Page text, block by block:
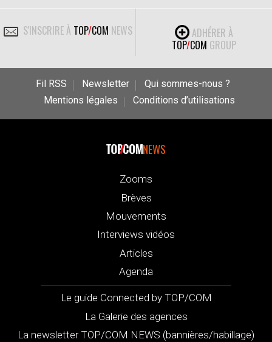
S'INSCRIRE À TOP/COM NEWS
ADHÉRER À
TOP/COM GROUP
Fil RSS Newsletter
Qui sommes-nous ?
Mentions légales
Conditions d’utilisations
NEWS
Zooms
Brèves
Mouvements
Interviews vidéos
Articles
Agenda
Le guide Connected by TOP/COM
La Galerie des agences
La newsletter TOP/COM NEWS (bannières/habillage)